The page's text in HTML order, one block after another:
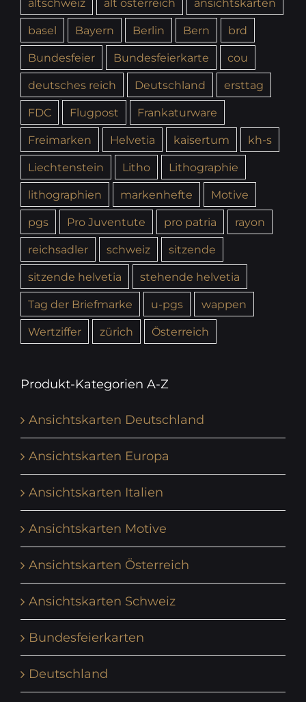
altschweiz
alt österreich
ansichtskarten
basel
Bayern Berlin Bern
brd
Bundesfeier
Bundesfeierkarte
cou
deutsches reich
Deutschland
ersttag
FDC
Flugpost
Frankaturware
Freimarken
Helvetia kaisertum
kh-s
Liechtenstein
Litho
Lithographie
lithographien
markenhefte
Motive
pgs
Pro Juventute pro patria
rayon
reichsadler
schweiz
sitzende
sitzende helvetia
stehende helvetia
Tag der Briefmarke
u-pgs
wappen
Wertziffer
zürich Österreich
Produkt-Kategorien A-Z
Ansichtskarten Deutschland
Ansichtskarten Europa
Ansichtskarten Italien
Ansichtskarten Motive
Ansichtskarten Österreich
Ansichtskarten Schweiz
Bundesfeierkarten
Deutschland